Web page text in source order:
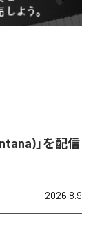
」を配信
2026.8.9